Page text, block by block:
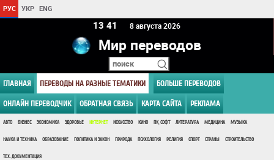
РУС УКР ENG
13:41 8 августа 2026
Мир переводов
ГЛАВНАЯ ПЕРЕВОДЫ НА РАЗНЫЕ ТЕМАТИКИ БОЛЬШЕ ПЕРЕВОДОВ
ОНЛАЙН ПЕРЕВОДЧИК ОБРАТНАЯ СВЯЗЬ КАРТА САЙТА РЕКЛАМА
АВТО БИЗНЕС ЭКОНОМИКА ЗДОРОВЬЕ ИНТЕРНЕТ ИСКУССТВО КИНО ПК, СОФТ ЛИТЕРАТУРА МЕДИЦИНА МУЗЫКА
НАУКА И ТЕХНИКА ОБРАЗОВАНИЕ ПОЛИТИКА И ЗАКОН ПРИРОДА ПСИХОЛОГИЯ РЕЛИГИЯ СПОРТ СТРАНЫ СТРОИТЕЛЬСТВО
ТЕХ. ДОКУМЕНТАЦИЯ